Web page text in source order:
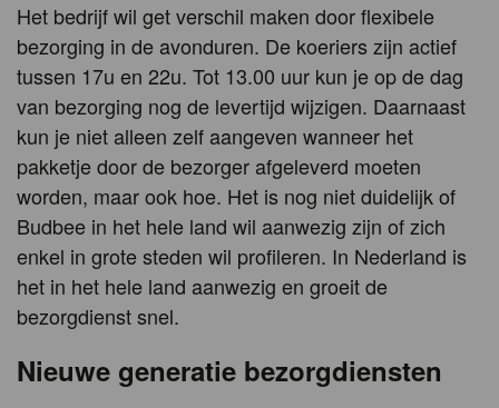
Het bedrijf wil get verschil maken door flexibele
bezorging in de avonduren. De koeriers zijn actief
tussen 17u en 22u. Tot 13.00 uur kun je op de dag
van bezorging nog de levertijd wijzigen. Daarnaast
kun je niet alleen zelf aangeven wanneer het
pakketje door de bezorger afgeleverd moeten
worden, maar ook hoe. Het is nog niet duidelijk of
Budbee in het hele land wil aanwezig zijn of zich
enkel in grote steden wil profileren. In Nederland is
het in het hele land aanwezig en groeit de
bezorgdienst snel.
Nieuwe generatie bezorgdiensten